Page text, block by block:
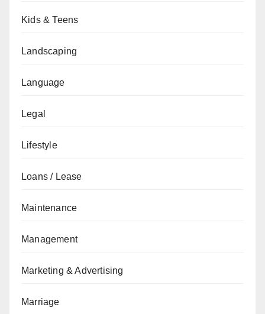
Kids & Teens
Landscaping
Language
Legal
Lifestyle
Loans / Lease
Maintenance
Management
Marketing & Advertising
Marriage